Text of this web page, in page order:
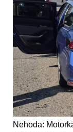
Nehoda: